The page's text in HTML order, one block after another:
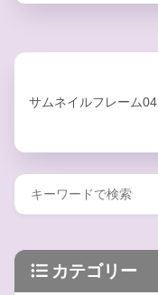
サムネイルフレーム04
カテゴリー